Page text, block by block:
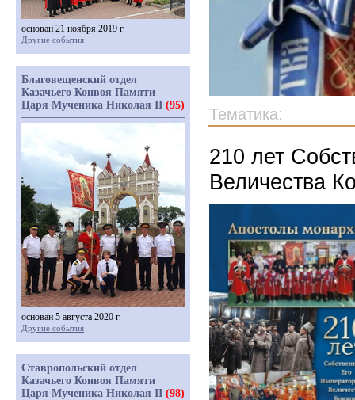
Тематика:
210 лет
Величества
основан 21 ноября 2019 г.
Другие события
Благовещенский отдел
Казачьего Конвоя Памяти
Царя Мученика Николая II (95)
основан 5 августа 2020 г.
Другие события
Ставропольский отдел
Казачьего Конвоя Памяти
Царя Мученика Николая II (98)